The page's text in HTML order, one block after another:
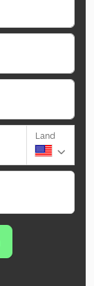
Land